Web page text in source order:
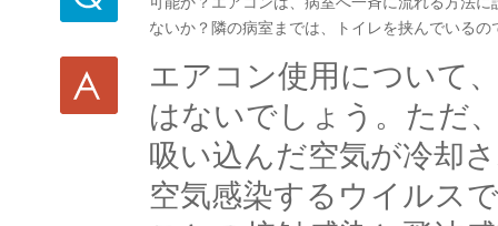
ないか？隣の病室までは、トイレを挟んでいる
エアコン使用について
はないでしょう。ただ
吸い込んだ空気が冷却
空気感染するウイルス